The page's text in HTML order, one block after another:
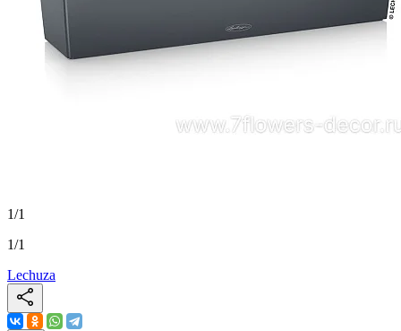
1/1
1/1
Lechuza